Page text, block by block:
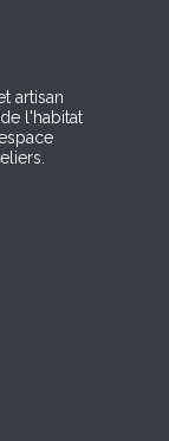
artisan
l'habitat